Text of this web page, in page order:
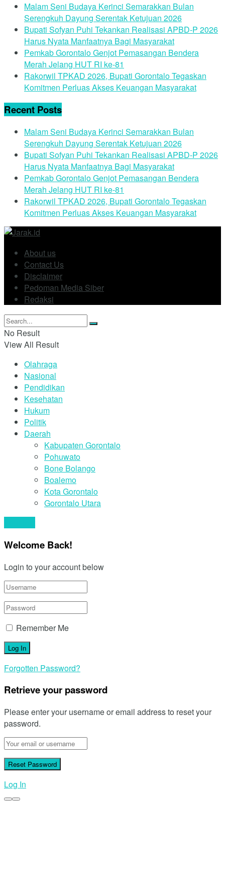
Malam Seni Budaya Kerinci Semarakkan Bulan
Serengkuh Dayung Serentak Ketujuan 2026
Bupati Sofyan Puhi Tekankan Realisasi APBD-P 2026
Harus Nyata Manfaatnya Bagi Masyarakat
Pemkab Gorontalo Genjot Pemasangan Bendera
Merah Jelang HUT RI ke-81
Rakorwil TPKAD 2026, Bupati Gorontalo Tegaskan
Komitmen Perluas Akses Keuangan Masyarakat
Recent Posts
Malam Seni Budaya Kerinci Semarakkan Bulan
Serengkuh Dayung Serentak Ketujuan 2026
Bupati Sofyan Puhi Tekankan Realisasi APBD-P 2026
Harus Nyata Manfaatnya Bagi Masyarakat
Pemkab Gorontalo Genjot Pemasangan Bendera
Merah Jelang HUT RI ke-81
Rakorwil TPKAD 2026, Bupati Gorontalo Tegaskan
Komitmen Perluas Akses Keuangan Masyarakat
About us
Contact Us
Disclaimer
Pedoman Media Siber
Redaksi
No Result
View All Result
Olahraga
Nasional
Pendidikan
Kesehatan
Hukum
Politik
Daerah
Kabupaten Gorontalo
Pohuwato
Bone Bolango
Boalemo
Kota Gorontalo
Gorontalo Utara
Welcome Back!
Login to your account below
Remember Me
Forgotten Password?
Retrieve your password
Please enter your username or email address to reset your
password.
Log In